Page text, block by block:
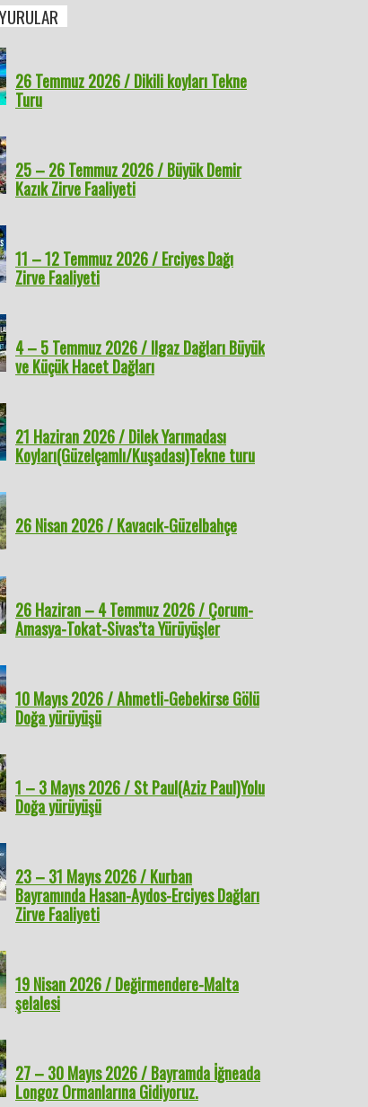
/ Barutçu
15 Mart 2026 / Balıklıova-
26 Temmuz 2026 / Dikili koyları Tekne
Turu
25 – 26 Temmuz 2026 / Büyük Demir
Kazık Zirve Faaliyeti
11 – 12 Temmuz 2026 / Erciyes Dağı
Zirve Faaliyeti
4 – 5 Temmuz 2026 / Ilgaz Dağları Büyük
ve Küçük Hacet Dağları
21 Haziran 2026 / Dilek Yarımadası
Koyları(Güzelçamlı/Kuşadası)Tekne turu
26 Nisan 2026 / Kavacık-Güzelbahçe
26 Haziran – 4 Temmuz 2026 / Çorum-
Amasya-Tokat-Sivas’ta Yürüyüşler
10 Mayıs 2026 / Ahmetli-Gebekirse Gölü
Doğa yürüyüşü
1 – 3 Mayıs 2026 / St Paul(Aziz Paul)Yolu
Doğa yürüyüşü
23 – 31 Mayıs 2026 / Kurban
Bayramında Hasan-Aydos-Erciyes Dağları
Zirve Faaliyeti
19 Nisan 2026 / Değirmendere-Malta
şelalesi
27 – 30 Mayıs 2026 / Bayramda İğneada
Longoz Ormanlarına Gidiyoruz.